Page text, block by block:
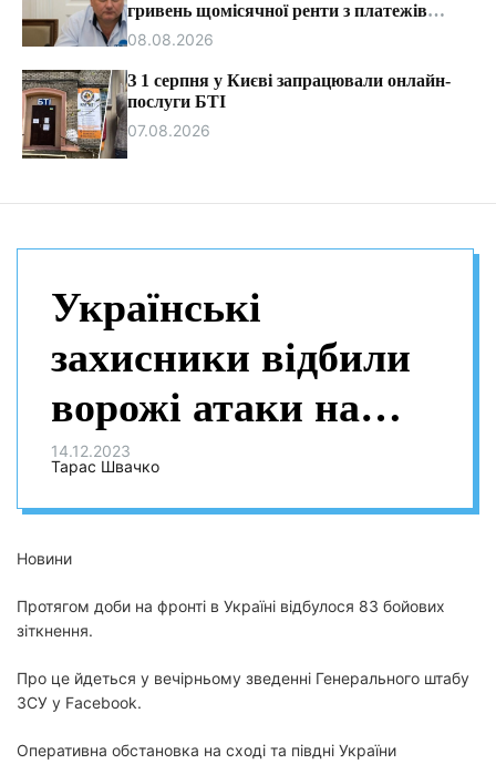
гривень щомісячної ренти з платежів
громадян.
08.08.2026
З 1 серпня у Києві запрацювали онлайн-
послуги БТІ
07.08.2026
Українські
захисники відбили
ворожі атаки на
семи напрямках: за
добу на фронті — 83
бойових зіткнення
14.12.2023
Тарас Швачко
Новини
Протягом доби на фронті в Україні відбулося 83 бойових
зіткнення.
Про це йдеться у вечірньому зведенні Генерального штабу
ЗСУ у Facebook.
Оперативна обстановка на сході та півдні України